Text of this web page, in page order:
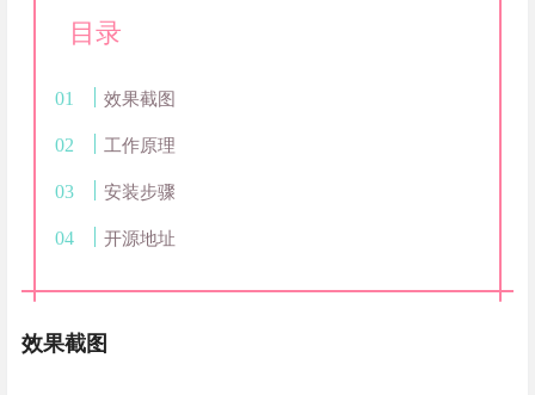
目录
效果截图
工作原理
安装步骤
开源地址
效果截图